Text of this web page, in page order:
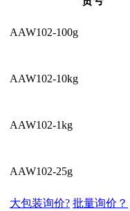
AAW102-100g
AAW102-10kg
AAW102-1kg
AAW102-25g
大包装询价? 批量询价？